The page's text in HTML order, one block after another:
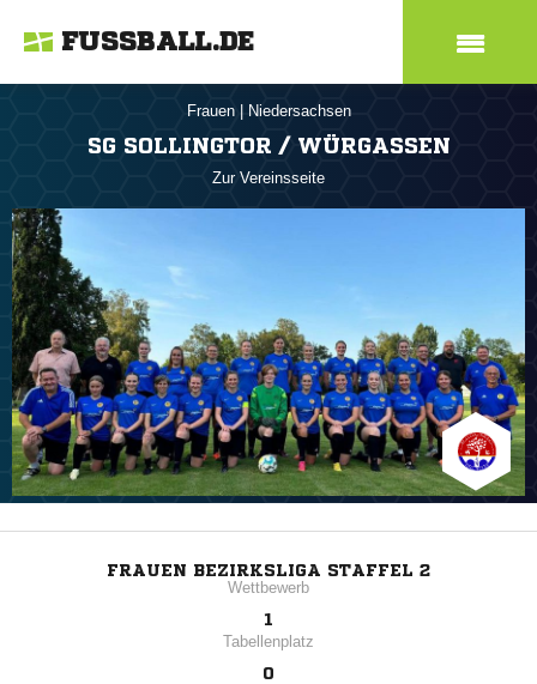
FUSSBALL.DE
Frauen Niedersachsen
SG SOLLINGTOR / WÜRGASSEN
Zur Vereinsseite
FRAUEN BEZIRKSLIGA STAFFEL 2
Wettbewerb
1
Tabellenplatz
0